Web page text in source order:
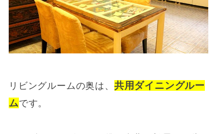
リビングルームの奥は、 共用ダイニングルー
ムです。